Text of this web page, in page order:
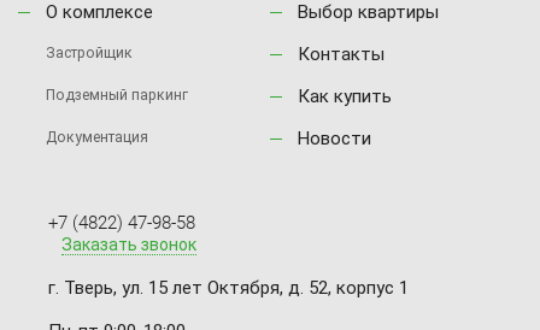
О комплексе
Застройщик
Подземный паркинг
Документация
Выбор квартиры
Контакты
Как купить
Новости
+7 (4822) 47-98-58
Заказать звонок
г. Тверь, ул. 15 лет Октября, д. 52, корпус 1